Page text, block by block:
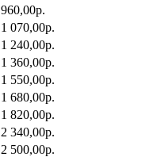
960,00р.
1 070,00р.
1 240,00р.
1 360,00р.
1 550,00р.
1 680,00р.
1 820,00р.
2 340,00р.
2 500,00р.